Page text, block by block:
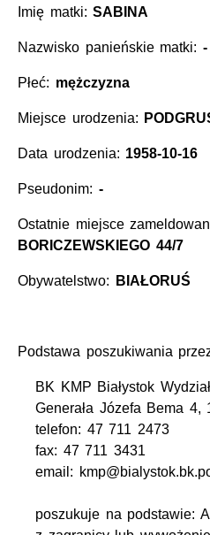
Imię matki:SABINA
Nazwisko panieńskie matki: -
Płeć: mężczyzna
Miejsce urodzenia:
Data urodzenia: 1958-10-16
Pseudonim: -
Ostatnie miejsce
BORICZEWSKIEGO 44/7
Obywatelstwo: BIAŁORUŚ
Podstawa poszukiwania
BK KMP Białystok
Generała Józefa Bema 4,
telefon: 47 711 2473
fax: 47 711 3431
email:
poszukuje na podstawie: